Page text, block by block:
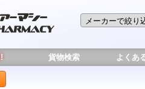
貨物検索 よくあ